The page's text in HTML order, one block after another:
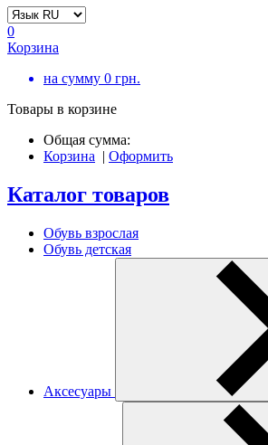
0
Корзина
на сумму 0 грн.
Товары в корзине
Общая сумма:
Корзина | Оформить
Каталог товаров
Обувь взрослая
Обувь детская
Аксесуары